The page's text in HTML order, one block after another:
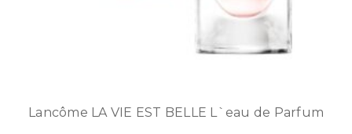
Lancôme LA VIE EST BELLE L`eau de Parfum